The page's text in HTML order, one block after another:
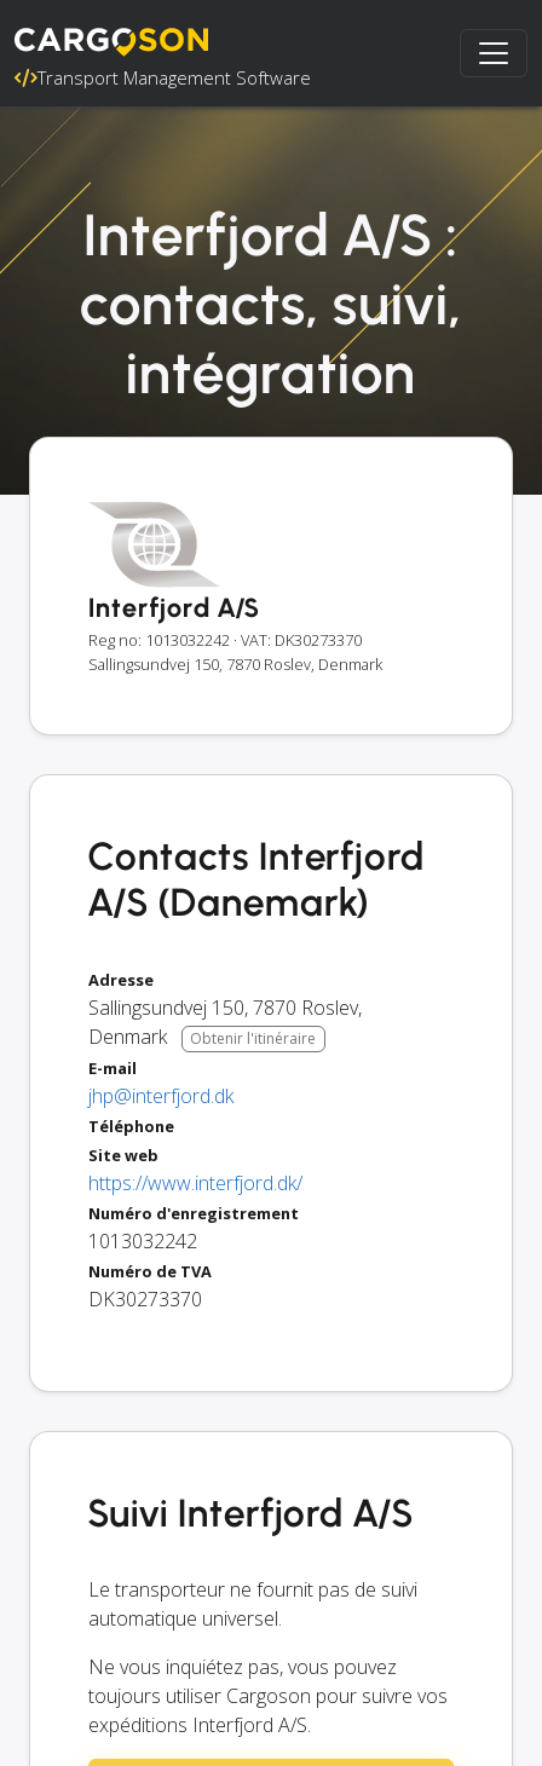
Transport Management Software
Interfjord A/S :
contacts, suivi,
intégration
Interfjord A/S
Reg no: 1013032242 · VAT: DK30273370
Sallingsundvej 150, 7870 Roslev, Denmark
Contacts Interfjord
A/S (Danemark)
Adresse
Sallingsundvej 150,7870 Roslev,
Denmark
Obtenir l'itinéraire
E-mail
jhp@interfjord.dk
Téléphone
Site web
https://www.interfjord.dk/
Numéro d'enregistrement
1013032242
Numéro de TVA
DK30273370
Suivi Interfjord A/S
Le transporteur ne fournit pas de suivi
automatique universel.
Ne vous inquiétez pas, vous pouvez
toujours utiliser Cargoson pour suivre vos
expéditions Interfjord A/S.